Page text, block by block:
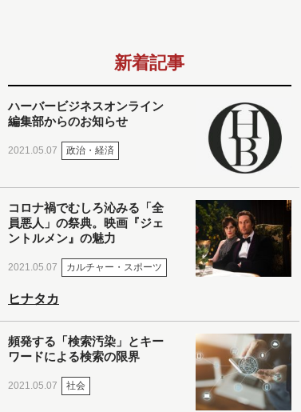
新着記事
ハーバービジネスオンライン
編集部からのお知らせ
2021.05.07 政治・経済
コロナ禍でむしろ沁みる「全
員悪人」の祭典。映画『ジェ
ントルメン』の魅力
2021.05.07 カルチャー・スポーツ
ヒナタカ
頻発する「検索汚染」とキー
ワードによる検索の限界
2021.05.07 社会